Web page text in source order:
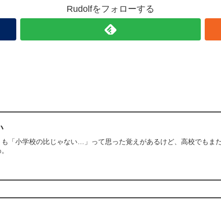
Rudolfをフォローする
も「小学校の比じゃない…」って思った覚えがあるけど、高校で